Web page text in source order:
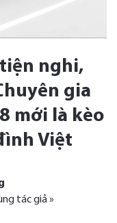
nghi,
gia
mới là kèo
Việt
tác giả »